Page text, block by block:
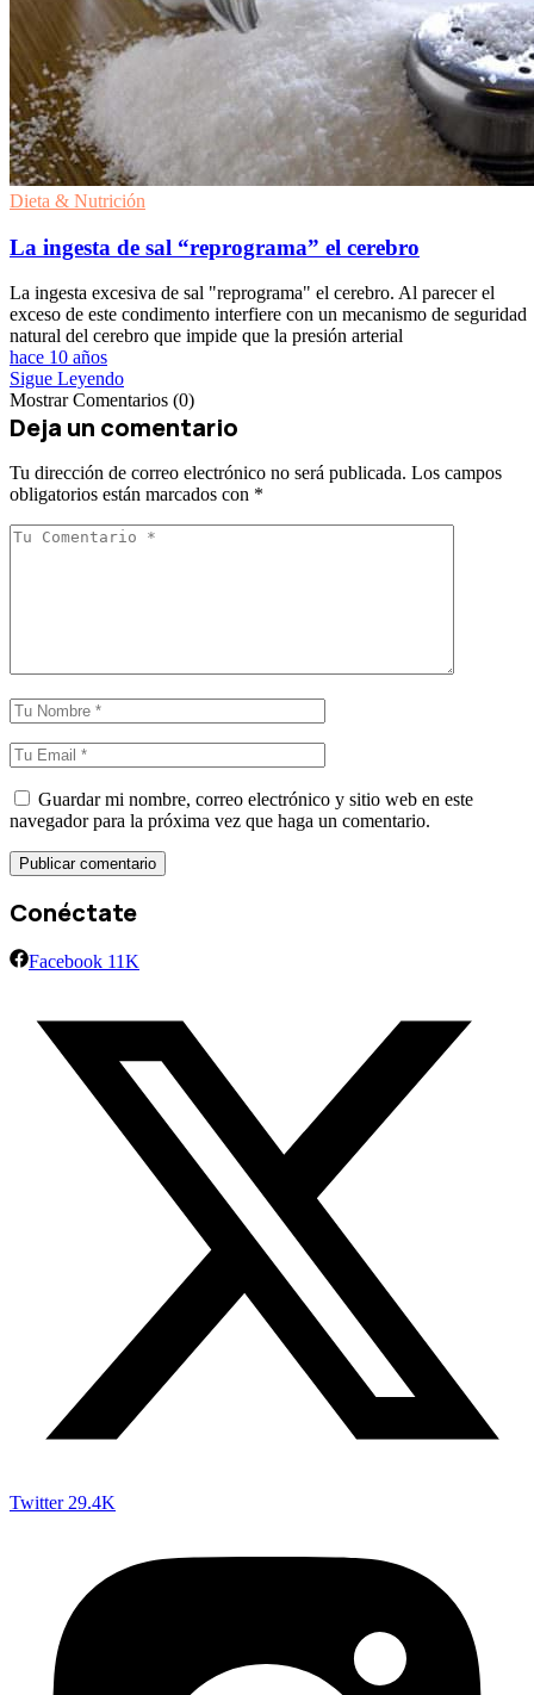
Dieta & Nutrición
La ingesta de sal “reprograma” el cerebro
La ingesta excesiva de sal "reprograma" el cerebro. Al parecer el
exceso de este condimento interfiere con un mecanismo de seguridad
natural del cerebro que impide que la presión arterial
hace 10 años
Sigue Leyendo
Mostrar Comentarios (0)
Deja un comentario
Tu dirección de correo electrónico no será publicada. Los campos
obligatorios están marcados con *
Guardar mi nombre, correo electrónico y sitio web en este
navegador para la próxima vez que haga un comentario.
Conéctate
Facebook 11K
Twitter 29.4K